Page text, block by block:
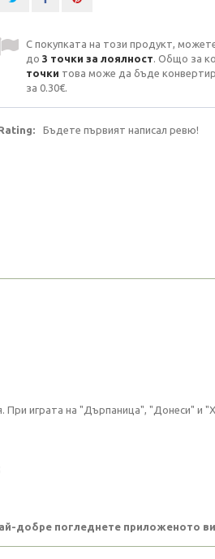
С покупката на този продукт,
до 3 точки за лоялност. Общо за
точки това може да бъде
за 0.30€.
Бъдете първият написал ревю!
играта на "Дърпаница", "Донеси" и
добре погледнете приложеното